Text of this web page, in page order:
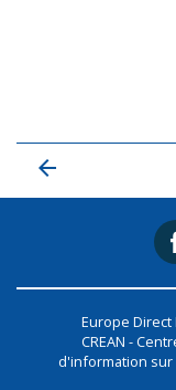
Europe Direct
CREAN -
d'information